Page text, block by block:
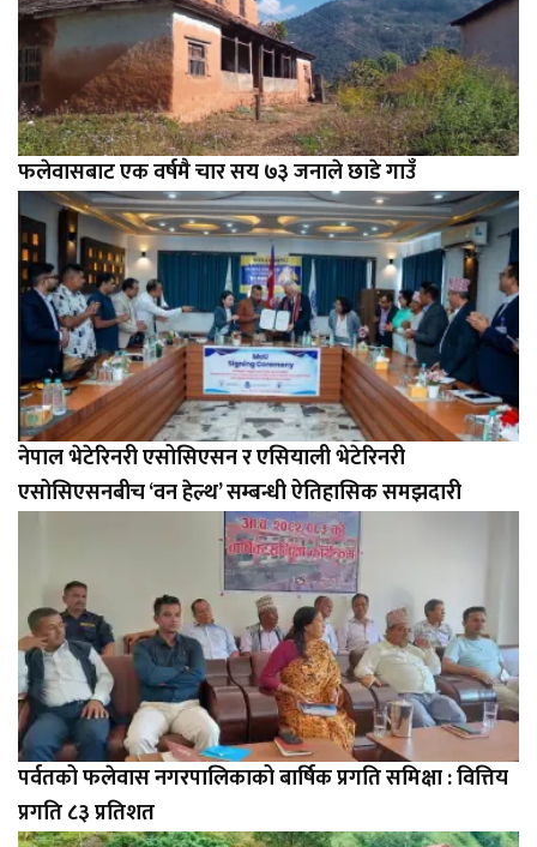
फलेवासबाट एक वर्षमै चार सय ७३ जनाले छाडे गाउँ
नेपाल भेटेरिनरी एसोसिएसन र एसियाली भेटेरिनरी
एसोसिएसनबीच ‘वन हेल्थ’ सम्बन्धी ऐतिहासिक समझदारी
पर्वतको फलेवास नगरपालिकाको बार्षिक प्रगति समिक्षा : वित्तिय
प्रगति ८३ प्रतिशत